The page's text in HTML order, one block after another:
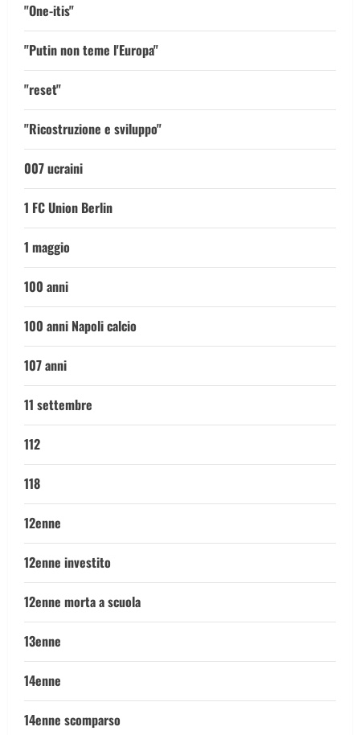
"One-itis"
"Putin non teme l'Europa"
"reset"
"Ricostruzione e sviluppo"
007 ucraini
1 FC Union Berlin
1 maggio
100 anni
100 anni Napoli calcio
107 anni
11 settembre
112
118
12enne
12enne investito
12enne morta a scuola
13enne
14enne
14enne scomparso